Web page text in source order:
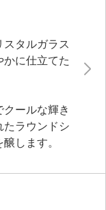
タルガラス
かに仕立てた
ールな輝き
たラウンドシ
します。
バーシブル
使いいただ